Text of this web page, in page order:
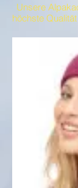
Unsere
höchste
und innen